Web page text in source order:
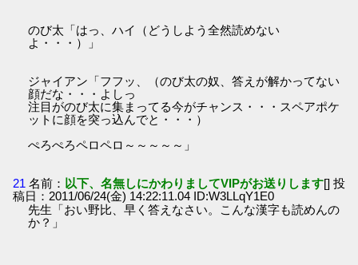
のび太「はっ、ハイ（どうしよう全然読めない
よ・・・）」
ジャイアン「フフッ、（のび太の奴、答えが解かってない
顔だな・・・よしっ
注目がのび太に集まってる今がチャンス・・・スペアポケ
ットに顔を突っ込んでと・・・）
ぺろぺろペロペロ～～～～～」
21 名前： 以下、名無しにかわりましてVIPがお送りします[] 投
稿日：2011/06/24(金) 14:22:11.04 ID:W3LLqY1E0
先生「おい野比、早く答えなさい。こんな漢字も読めんの
か？」